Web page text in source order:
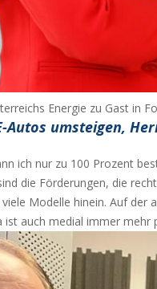
Energie zu Gast in
umsteigen,
ich nur zu 100 Prozent
die Förderungen, die
Modelle hinein. Auf
auch medial immer mehr